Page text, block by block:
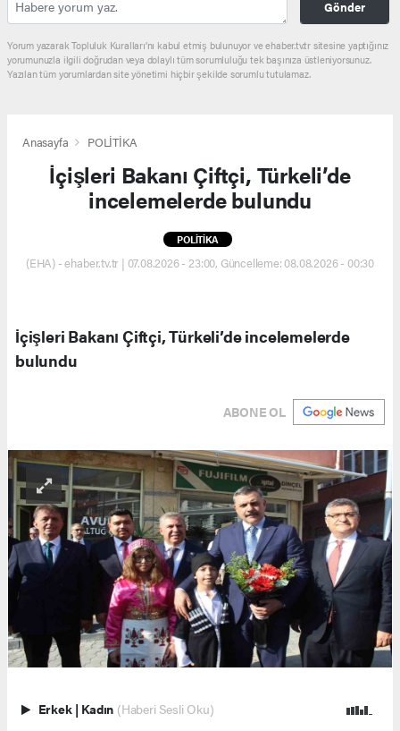
Gönder
Yorum yazarak Topluluk Kuralları’nı kabul etmiş bulunuyor ve ehaber.tv.tr sitesine yaptığınız
yorumunuzla ilgili doğrudan veya dolaylı tüm sorumluluğu tek başınıza üstleniyorsunuz.
Yazılan tüm yorumlardan site yönetimi hiçbir şekilde sorumlu tutulamaz.
Anasayfa POLİTİKA
İçişleri Bakanı Çiftçi, Türkeli’de
incelemelerde bulundu
POLİTİKA
(EHA) - ehaber.tv.tr | 07.08.2026 - 23:00, Güncelleme: 08.08.2026 - 00:30
İçişleri Bakanı Çiftçi, Türkeli’de incelemelerde
bulundu
ABONE OL
Erkek | Kadın (Haberi Sesli Oku)